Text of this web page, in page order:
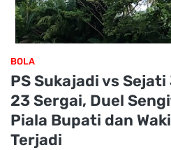
BOLA
PS Sukajadi vs
23 Sergai, Duel
Piala Bupati dan
Terjadi